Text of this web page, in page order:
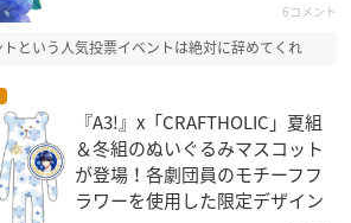
6コメント
という人気投票イベントは絶対に辞めてくれ
『A3!』x「CRAFTHOLIC」夏組
＆冬組のぬいぐるみマスコット
が登場！各劇団員のモチーフフ
ラワーを使用した限定デザイン